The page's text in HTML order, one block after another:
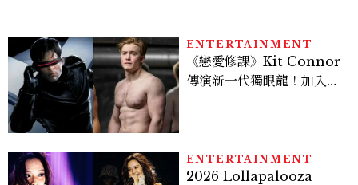
ENTERTAINMENT
《戀愛修課》Kit Connor
傳演新一代獨眼龍！加入新
ENTERTAINMENT
2026 Lollapalooza